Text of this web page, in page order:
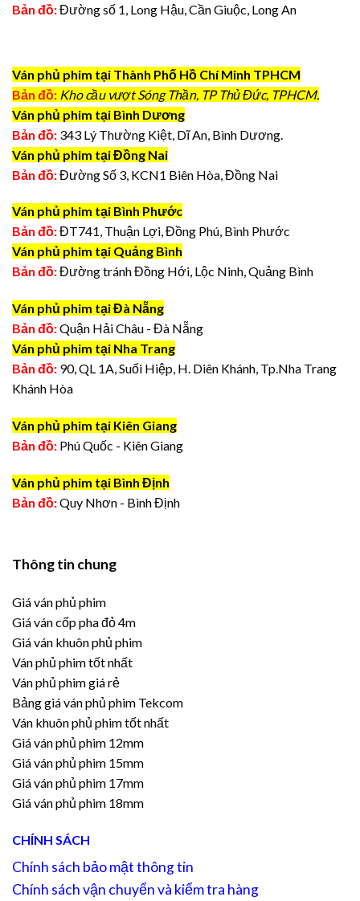
Bản đồ:Đường số 1, Long Hậu, Cần Giuộc, Long An
Ván phủ phim tại Thành Phố Hồ Chí Minh TPHCM
Bản đồ: Kho cầu vượt Sóng Thần, TP Thủ Đức, TPHCM.
Ván phủ phim tại Bình Dương
Bản đồ: 343 Lý Thường Kiệt, Dĩ An, Bình Dương.
Ván phủ phim tại Đồng Nai
Bản đồ:Đường Số 3, KCN1 Biên Hòa, Đồng Nai
Ván phủ phim tại Bình Phước
Bản đồ:ĐT741, Thuận Lợi, Đồng Phú, Bình Phước
Ván phủ phim tại Quảng Bình
Bản đồ:Đường tránh Đồng Hới, Lộc Ninh, Quảng Bình
Ván phủ phim tại Đà Nẵng
Bản đồ:Quận Hải Châu - Đà Nẵng
Ván phủ phim tại Nha Trang
Bản đồ: 90, QL 1A, Suối Hiệp, H. Diên Khánh, Tp.Nha Trang
Khánh Hòa
Ván phủ phim tại Kiên Giang
Bản đồ: Phú Quốc - Kiên Giang
Ván phủ phim tại Bình Định
Bản đồ:Quy Nhơn - Bình Định
Thông tin chung
Giá ván phủ phim
Giá ván cốp pha đỏ 4m
Giá ván khuôn phủ phim
Ván phủ phim tốt nhất
Ván phủ phim giá rẻ
Bảng giá ván phủ phim Tekcom
Ván khuôn phủ phim tốt nhất
Giá ván phủ phim 12mm
Giá ván phủ phim 15mm
Giá ván phủ phim 17mm
Giá ván phủ phim 18mm
CHÍNH SÁCH
Chính sách bảo mật thông tin
Chính sách vận chuyển và kiểm tra hàng